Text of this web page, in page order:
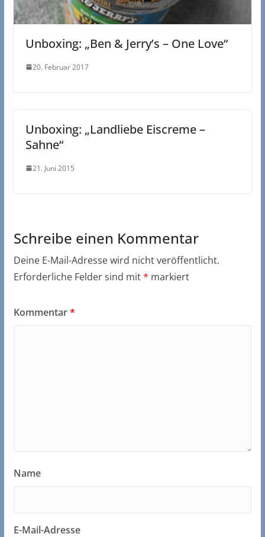
Unboxing: „Ben & Jerry’s – One Love“
20. Februar 2017
Unboxing: „Landliebe Eiscreme –
Sahne“
21. Juni 2015
Schreibe einen Kommentar
Deine E-Mail-Adresse wird nicht veröffentlicht.
Erforderliche Felder sind mit* markiert
Kommentar*
Name
E-Mail-Adresse